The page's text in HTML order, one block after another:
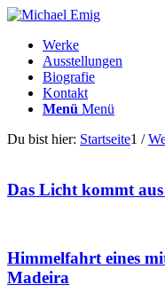
Werke
Ausstellungen
Biografie
Kontakt
Menü Menü
Du bist hier: Startseite1 /
Das Licht kommt
Himmelfahrt eines
Madeira